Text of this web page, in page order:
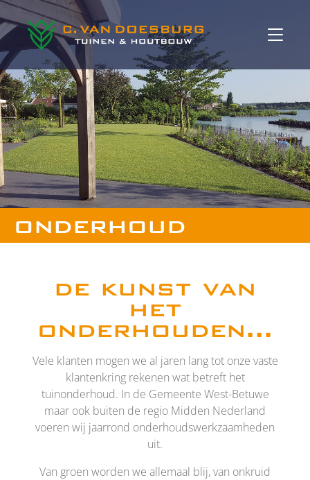
onderhoud
de kunst van
het
onderhouden...
Vele klanten mogen we al jaren lang tot onze vaste
klantenkring rekenen wat betreft het
tuinonderhoud. In de Gemeente West-Betuwe
maar ook buiten de regio Midden Nederland
voeren wij jaarrond onderhoudswerkzaamheden
uit.
Van groen worden we allemaal blij, van onkruid